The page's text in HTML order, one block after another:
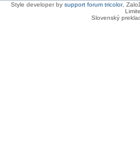
Style developer by support forum tricolor,
Slovenský